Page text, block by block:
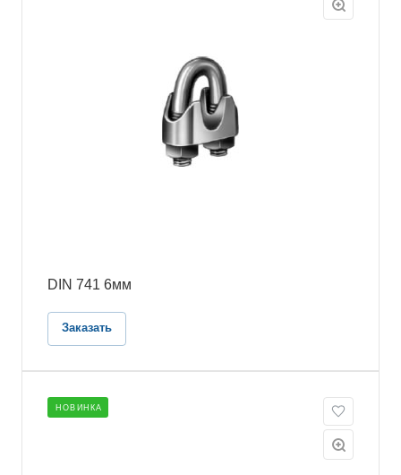
DIN 741 6мм
Заказать
НОВИНКА